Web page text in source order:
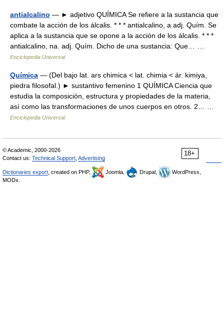
antialcalino — ► adjetivo QUÍMICA Se refiere a la sustancia que
combate la acción de los álcalis. * * * antialcalino, a adj. Quím. Se
aplica a la sustancia que se opone a la acción de los álcalis. * * *
antialcalino, na. adj. Quím. Dicho de una sustancia: Que… …
Enciclopedia Universal
Química — (Del bajo lat. ars chimica < lat. chimia < ár. kimiya,
piedra filosofal.) ► sustantivo femenino 1 QUÍMICA Ciencia que
estudia la composición, estructura y propiedades de la materia,
así como las transformaciones de unos cuerpos en otros. 2… …
Enciclopedia Universal
18+
© Academic, 2000-2026
Contact us: Technical Support Advertising
Dictionaries export , created on PHP, Joomla, Drupal,
WordPress,
MODx.